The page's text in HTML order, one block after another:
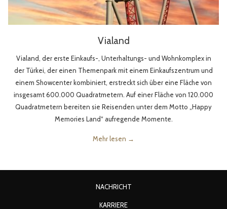
Vialand
Vialand, der erste Einkaufs-, Unterhaltungs- und Wohnkomplex in
der Türkei, der einen Themenpark mit einem Einkaufszentrum und
einem Showcenter kombiniert, erstreckt sich über eine Fläche von
insgesamt 600.000 Quadratmetern. Auf einer Fläche von 120.000
Quadratmetern bereiten sie Reisenden unter dem Motto „Happy
Memories Land“ aufregende Momente.
Mehr lesen
NACHRICHTÖFFNET
KARRIEREÖFFNET